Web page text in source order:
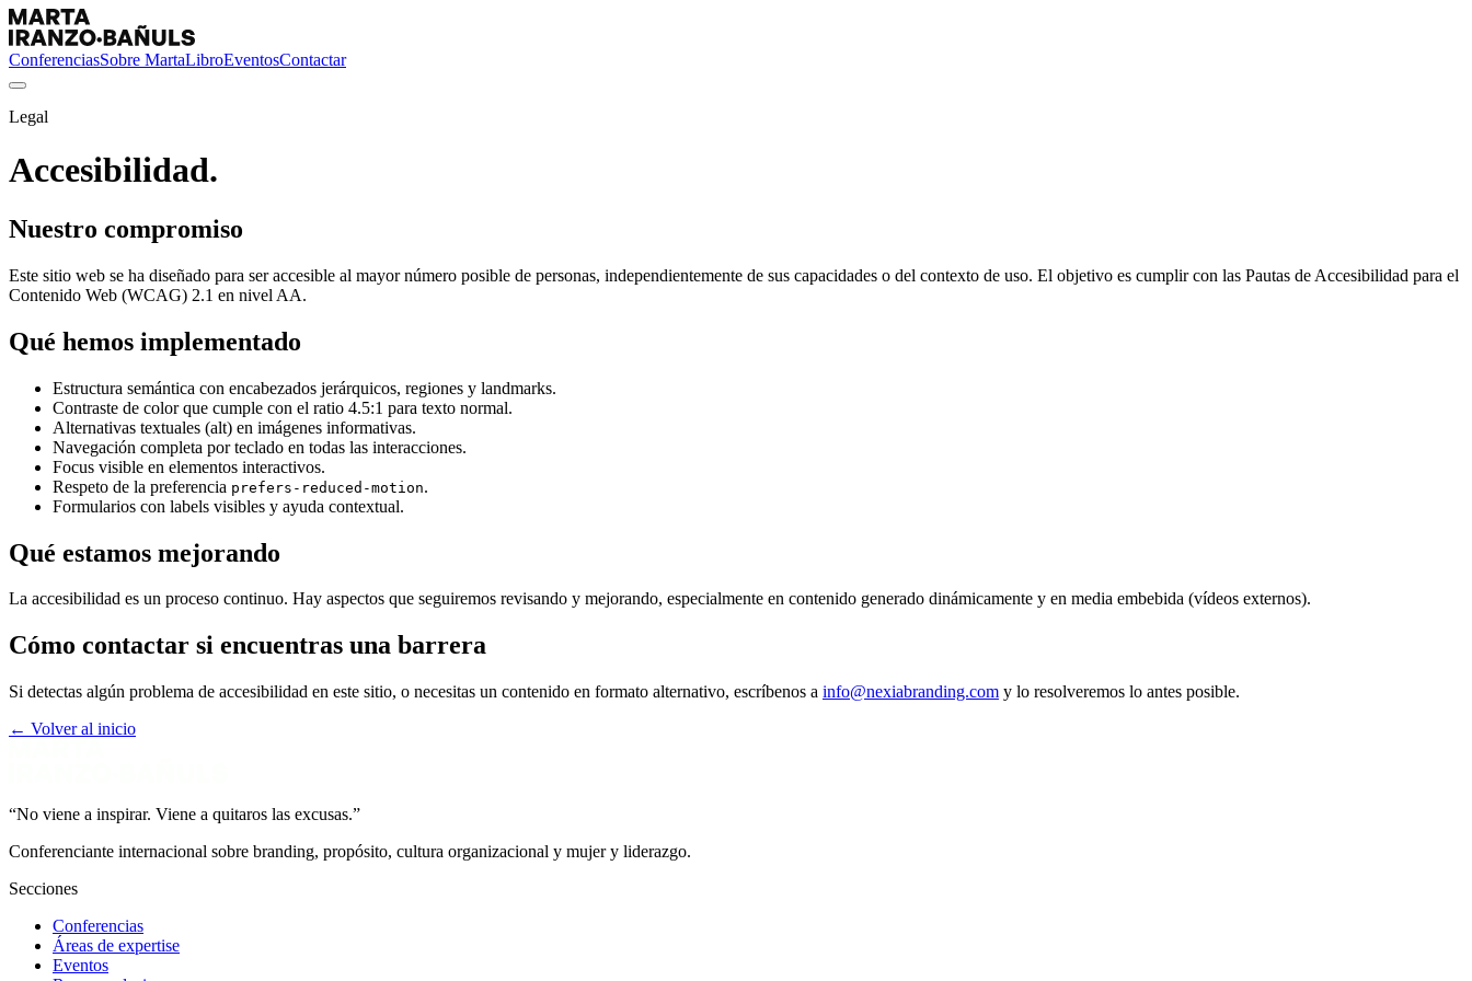
ConferenciasSobre MartaLibroEventosContactar
Legal
Accesibilidad.
Nuestro compromiso
Este sitio web se ha diseñado para ser accesible al mayor número posible de personas, independientemente de sus capacidades o del contexto de uso. El objetivo es cumplir con las Pautas de Accesibilidad para el
Contenido Web (WCAG) 2.1 en nivel AA.
Qué hemos implementado
Estructura semántica con encabezados jerárquicos, regiones y landmarks.
Contraste de color que cumple con el ratio 4.5:1 para texto normal.
Alternativas textuales (alt) en imágenes informativas.
Navegación completa por teclado en todas las interacciones.
Focus visible en elementos interactivos.
Respeto de la preferencia prefers-reduced-motion.
Formularios con labels visibles y ayuda contextual.
Qué estamos mejorando
La accesibilidad es un proceso continuo. Hay aspectos que seguiremos revisando y mejorando, especialmente en contenido generado dinámicamente y en media embebida (vídeos externos).
Cómo contactar si encuentras una barrera
Si detectas algún problema de accesibilidad en este sitio, o necesitas un contenido en formato alternativo, escríbenos a info@nexiabranding.com y lo resolveremos lo antes posible.
← Volver al inicio
“No viene a inspirar. Viene a quitaros las excusas.”
Conferenciante internacional sobre branding, propósito, cultura organizacional y mujer y liderazgo.
Secciones
Conferencias
Áreas de expertise
Eventos